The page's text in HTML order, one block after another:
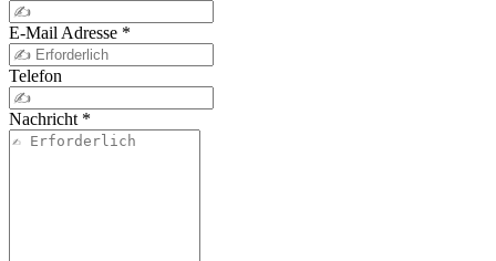
E-Mail Adresse *
Telefon
Nachricht *